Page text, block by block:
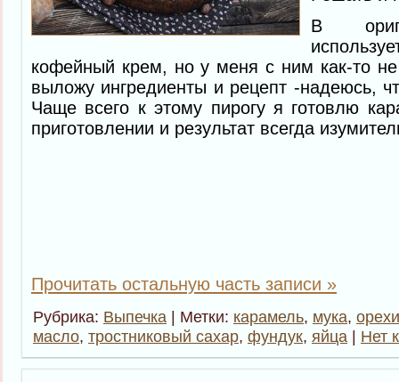
В
кофейный крем, но у меня с ним как-то
выложу ингредиенты и рецепт -надеюсь,
Чаще всего к этому пирогу я готовлю
приготовлении и результат всегда
Прочитать остальную часть записи »
Рубрика: Выпечка | Метки: карамель, мука, орехи
масло, тростниковый сахар, фундук, яйца | Нет